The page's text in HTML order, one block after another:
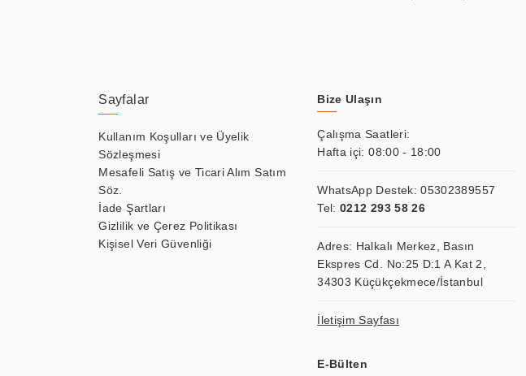
Sayfalar
Kullanım Koşulları ve Üyelik
Sözleşmesi
Mesafeli Satış ve Ticari Alım Satım
Söz.
İade Şartları
Gizlilik ve Çerez Politikası
Kişisel Veri Güvenliği
Bize Ulaşın
Çalışma Saatleri:
Hafta içi: 08:00 - 18:00
WhatsApp Destek:05302389557
Tel: 0212 293 58 26
Adres: Halkalı Merkez, Basın
Ekspres Cd. No:25 D:1 A Kat 2,
34303 Küçükçekmece/İstanbul
İletişim Sayfası
E-Bülten